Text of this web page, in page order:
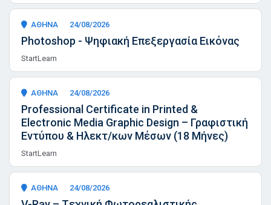
ΑΘΗΝΑ 24/08/2026
Photoshop - Ψηφιακή Επεξεργασία Εικόνας
StartLearn
ΑΘΗΝΑ 24/08/2026
Professional Certificate in Printed &
Electronic Media Graphic Design – Γραφιστική
Εντύπου & Ηλεκτ/κων Μέσων (18 Μήνες)
StartLearn
ΑΘΗΝΑ 24/08/2026